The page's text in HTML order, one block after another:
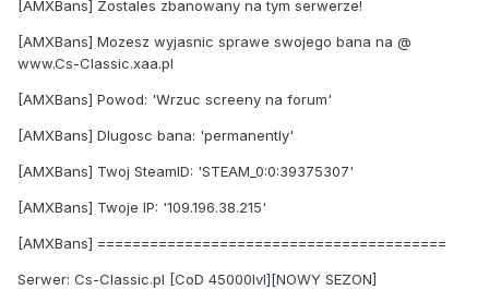
[AMXBans] Zostales zbanowany na tym serwerze!
[AMXBans] Mozesz wyjasnic sprawe swojego bana na @
www.Cs-Classic.xaa.pl
[AMXBans] Powod: 'Wrzuc screeny na forum'
[AMXBans] Dlugosc bana: 'permanently'
[AMXBans] Twoj SteamID: 'STEAM_0:0:39375307'
[AMXBans] Twoje IP: '109.196.38.215'
[AMXBans] ========================================
Serwer: Cs-Classic.pl [CoD 45000lvl][NOWY SEZON]